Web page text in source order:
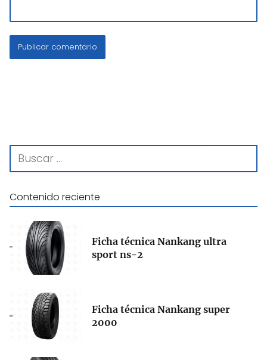
Contenido reciente
Ficha técnica Nankang ultra
sport ns-2
Ficha técnica Nankang super
2000